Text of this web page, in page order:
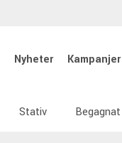
Nyheter Kampanjer
Stativ Begagnat